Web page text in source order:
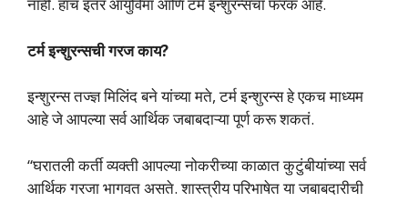
नाही. हाच इतर आयुर्विमा आणि टर्म इन्शुरन्सचा फरक आहे.
टर्मइन्शुरन्सची गरजकाय?
इन्शुरन्स तज्ज्ञ मिलिंद बने यांच्या मते, टर्म इन्शुरन्स हे एकच माध्यम
आहे जे आपल्या सर्व आर्थिक जबाबदाऱ्या पूर्ण करू शकतं.
“घरातली कर्ती व्यक्ती आपल्या नोकरीच्या काळात कुटुंबीयांच्या सर्व
आर्थिक गरजा भागवत असते. शास्त्रीय परिभाषेत या जबाबदारीची